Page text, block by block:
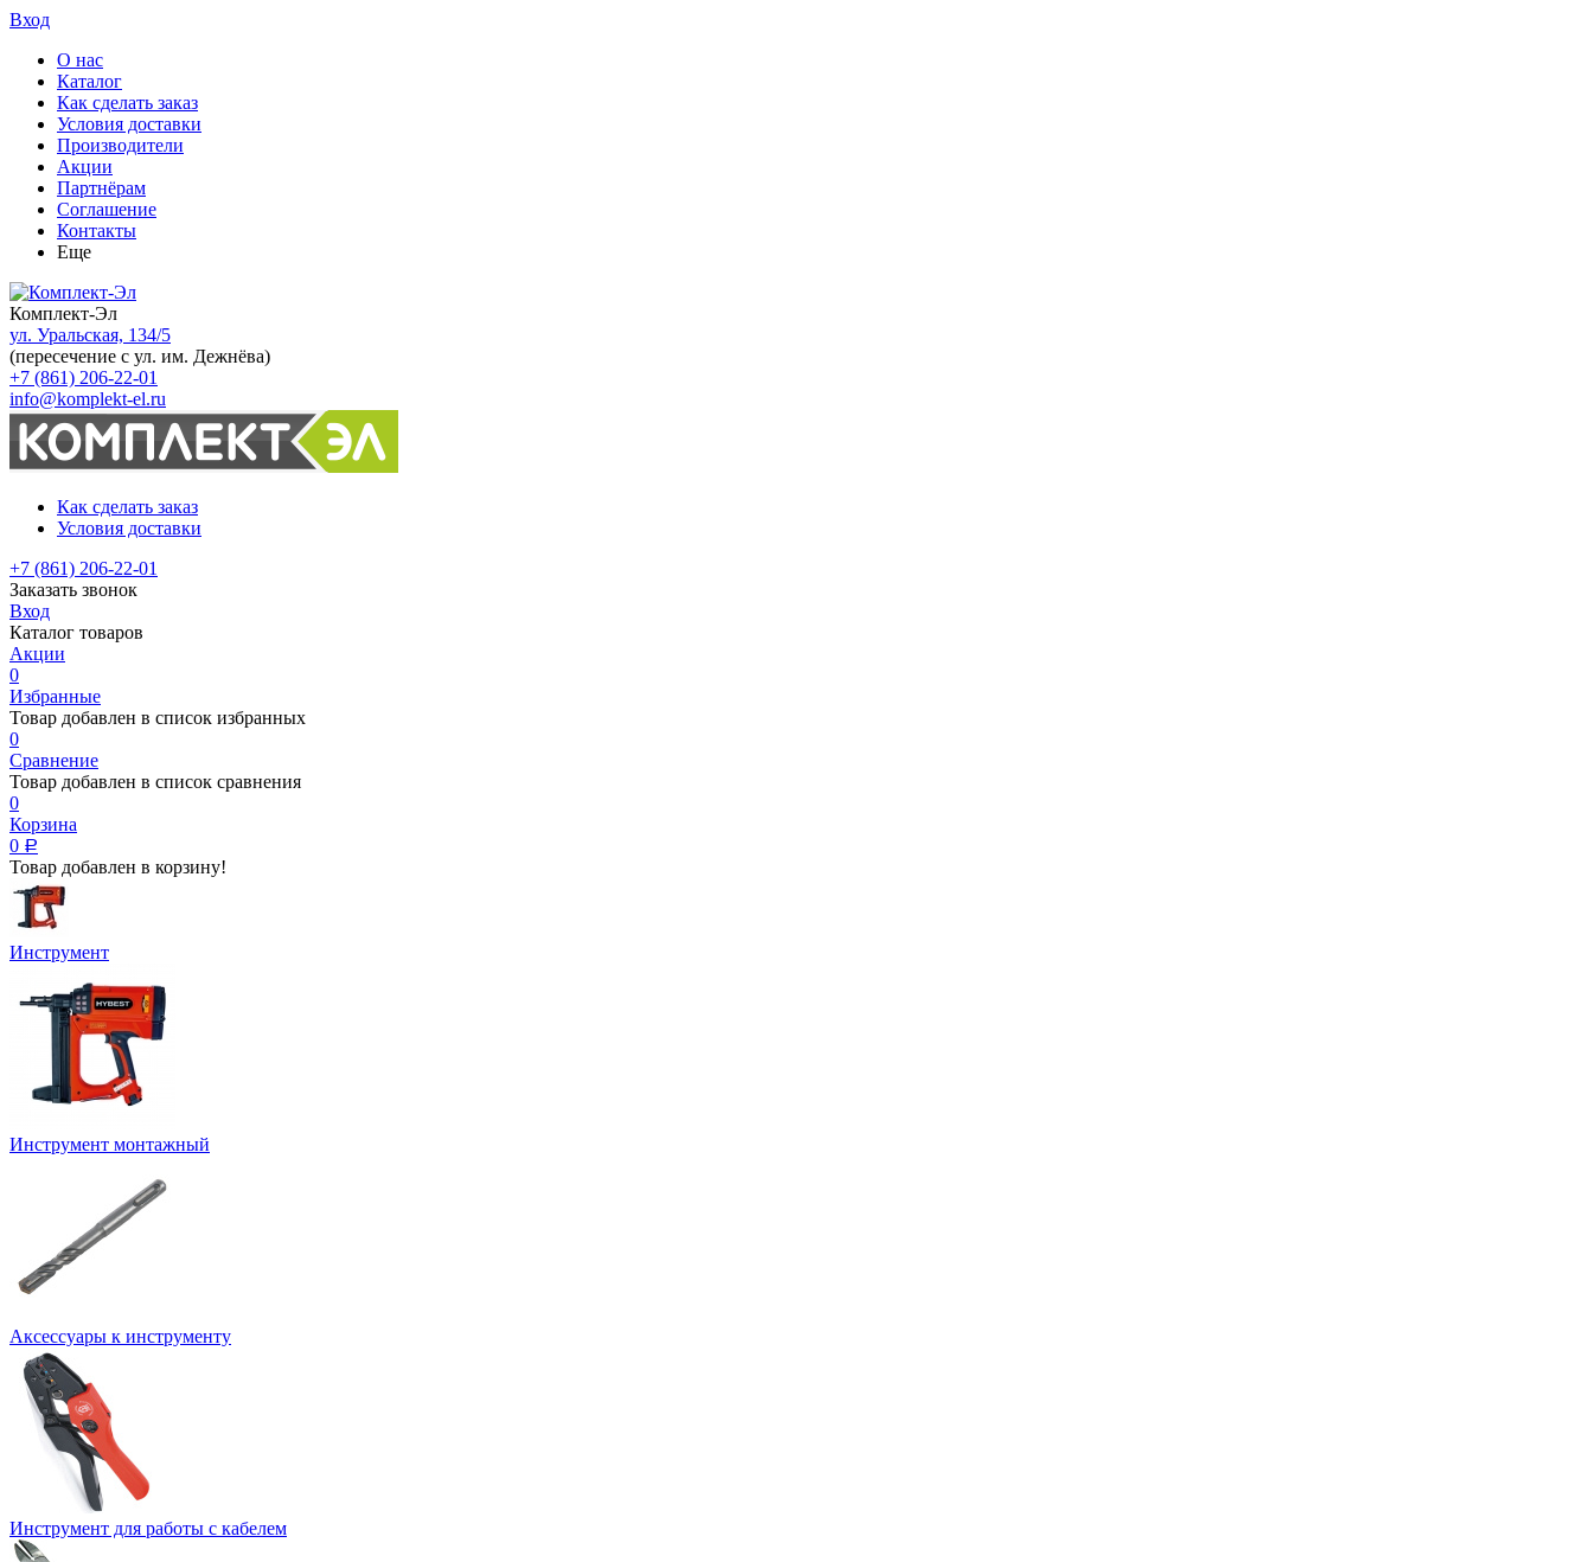
Вход
О нас
Каталог
Как сделать заказ
Условия доставки
Производители
Акции
Партнёрам
Соглашение
Контакты
Еще
Комплект-Эл
ул. Уральская, 134/5
(пересечение с ул. им. Дежнёва)
+7 (861) 206-22-01
info@komplekt-el.ru
Как сделать заказ
Условия доставки
+7 (861) 206-22-01
Заказать звонок
Вход
Каталог товаров
Акции
0
Избранные
Товар добавлен в список избранных
0
Сравнение
Товар добавлен в список сравнения
0
Корзина
0 Р
Товар добавлен в корзину!
Инструмент
Инструмент монтажный
Аксессуары к инструменту
Инструмент для работы с кабелем